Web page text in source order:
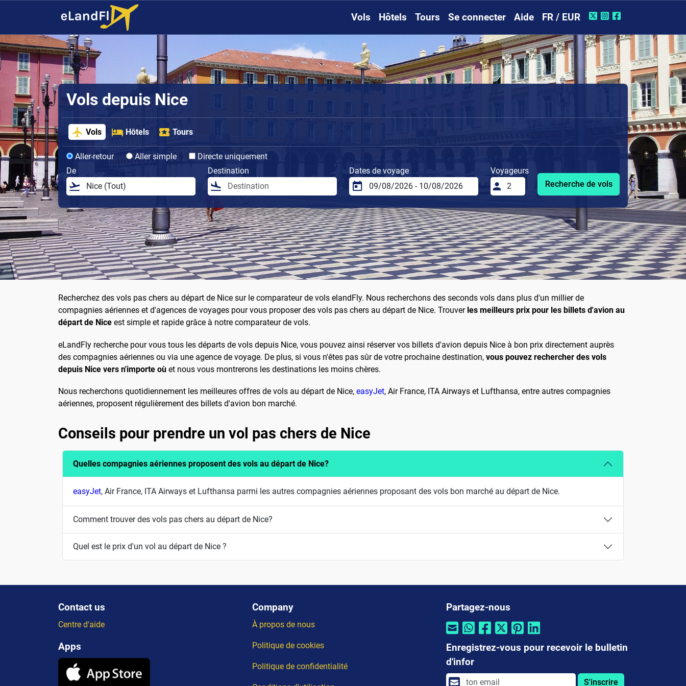
Vols Hôtels Tours Se connecter Aide FR / EUR
Vols depuis Nice
Vols Hôtels Tours
Aller-retour Aller simple
Directe uniquement
De
Destination Dates de voyage
Voyageurs
Recherche de vols
Recherchez des vols pas chers au départ de Nice sur le comparateur de vols elandFly. Nous recherchons des seconds vols dans plus d'un millier de
compagnies aériennes et d'agences de voyages pour vous proposer des vols pas chers au départ de Nice. Trouver les meilleurs prix pour les billets d'avion au
départ de Nice est simple et rapide grâce à notre comparateur de vols.
eLandFly recherche pour vous tous les départs de vols depuis Nice, vous pouvez ainsi réserver vos billets d'avion depuis Nice à bon prix directement auprès
des compagnies aériennes ou via une agence de voyage. De plus, si vous n'êtes pas sûr de votre prochaine destination, vous pouvez rechercher des vols
depuis Nice vers n'importe où et nous vous montrerons les destinations les moins chères.
Nous recherchons quotidiennement les meilleures offres de vols au départ de Nice, easyJet, Air France, ITA Airways et Lufthansa, entre autres compagnies
aériennes, proposent régulièrement des billets d'avion bon marché.
Conseils pour prendre un vol pas chers de Nice
Quelles compagnies aériennes proposent des vols au départ de Nice?
easyJet, Air France, ITA Airways et Lufthansa parmi les autres compagnies aériennes proposant des vols bon marché au départ de Nice.
Comment trouver des vols pas chers au départ de Nice?
Quel est le prix d'un vol au départ de Nice ?
Contact us
Centre d'aide
Apps
Company
À propos de nous
Politique de cookies
Politique de confidentialité
Partagez-nous
Enregistrez-vous pour recevoir le bulletin
d'infor
S'inscrire